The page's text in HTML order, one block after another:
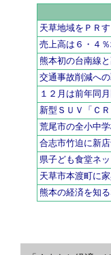
天草地域をＰＲ
売上高は６・４
熊本初の台南線
交通事故削減へ
１２月は前年同
新型ＳＵＶ「Ｃ
荒尾市の全小中
合志市竹迫に新
県子ども食堂ネ
天草市本渡町に
熊本の経済を知